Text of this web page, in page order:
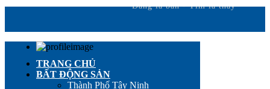
Đăng là bán - Tìm là thấy
TRANG CHỦ
BẤT ĐỘNG SẢN
Thành Phố Tây Ninh